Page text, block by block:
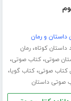
داستان و رمان
داستان کوتاه،رمان
صوتی،کتاب صوتی،
کتاب صوتی،کتاب گویا،
صوتی داستان